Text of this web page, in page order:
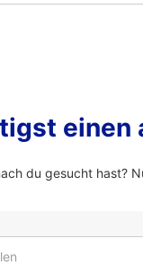
einen
du gesucht hast?